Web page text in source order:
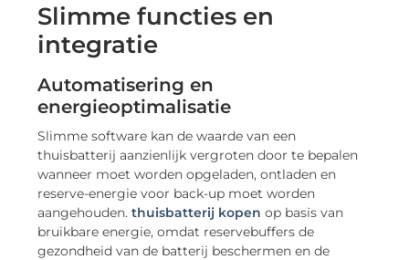
Slimme functies en
integratie
Automatisering en
energieoptimalisatie
Slimme software kan de waarde van een
thuisbatterij aanzienlijk vergroten door te bepalen
wanneer moet worden opgeladen, ontladen en
reserve-energie voor back-up moet worden
aangehouden.thuisbatterij kopen op basis van
bruikbare energie, omdat reservebuffers de
gezondheid van de batterij beschermen en de